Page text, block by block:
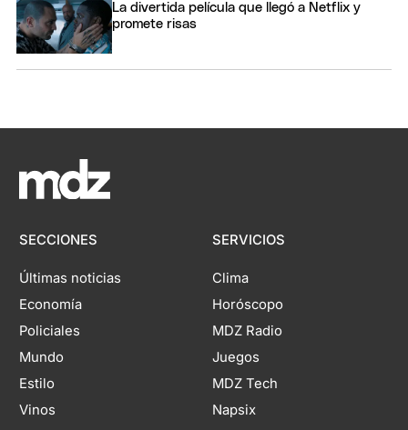
La divertida película que llegó a Netflix y
promete risas
SECCIONES
Últimas noticias
Economía
Policiales
Mundo
Estilo
Vinos
SERVICIOS
Clima
Horóscopo
MDZ Radio
Juegos
MDZ Tech
Napsix